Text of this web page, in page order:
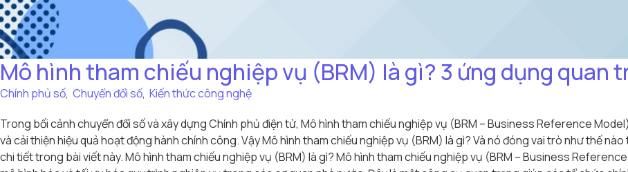
Mô hình tham chiếu nghiệp vụ (BRM) là gì? 3 ứng dụng
Chính phủ số, Chuyển đổi số, Kiến thức công nghệ
Trong bối cảnh chuyển đổi số và xây dựng Chính phủ điện tử, Mô hình tham chiếu nghiệp vụ (BRM – Business Reference
và cải thiện hiệu quả hoạt động hành chính công. Vậy Mô hình tham chiếu nghiệp vụ (BRM) là gì? Và nó đóng vai trò như thế
chi tiết trong bài viết này. Mô hình tham chiếu nghiệp vụ (BRM) là gì? Mô hình tham chiếu nghiệp vụ (BRM – Business